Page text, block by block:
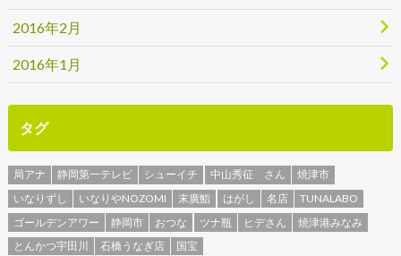
2016年2月
2016年1月
タグ
局アナ 静岡第一テレビ シューイチ 中山秀征 さん
焼津市
いなりずし
いなりやNOZOMI 末廣鮨 はがし 名店
TUNALABO
ゴールデンアワー
静岡市 おつな ツナ瓶 ヒデさん
焼津港みなみ
とんかつ宇田川
石橋うなぎ店 国宝